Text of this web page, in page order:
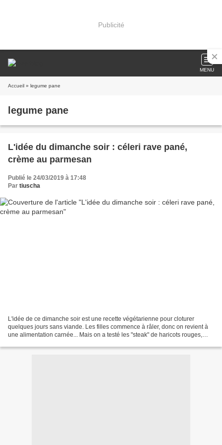
Publicité
MENU
Accueil » legume pane
legume pane
L'idée du dimanche soir : céleri rave pané,
crème au parmesan
Publié le 24/03/2019 à 17:48
Par tiuscha
L'idée de ce dimanche soir est une recette végétarienne pour cloturer
quelques jours sans viande. Les filles commence à râler, donc on revient à
une alimentation carnée... Mais on a testé les "steak" de haricots rouges,